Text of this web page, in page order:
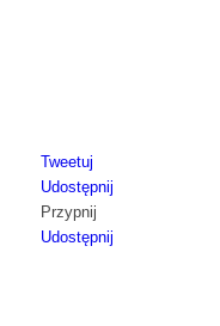
Tweetuj
Udostępnij
Przypnij
Udostępnij